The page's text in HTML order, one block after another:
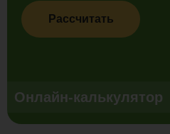
Рассчитать
Онлайн-калькулятор